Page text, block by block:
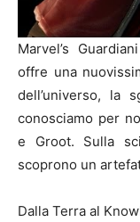
Marvel’s
offre una
dell’universo, la
conosciamo per
e Groot. Sulla
scoprono un
Dalla Terra al